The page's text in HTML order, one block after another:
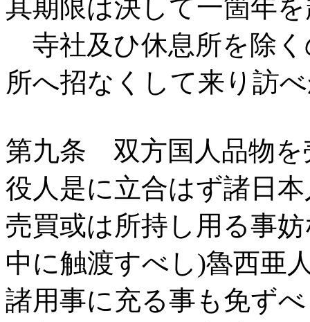
其期限は決して一箇年
寺社及ひ休息所を除
所へ招なくして来り訪
第九条 双方国人品物を
役人是に立合はず諸日
売買或は所持し用る事
中に触渡すべし)魯西亜
諸用事に充る事も免ず